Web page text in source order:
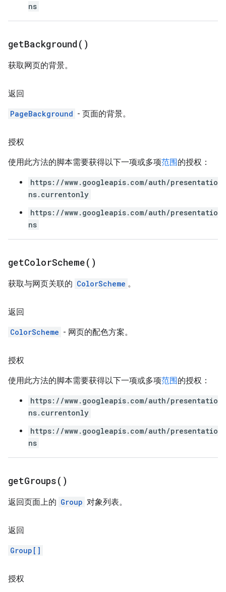
ns
getBackground( )
获取网页的背景。
返回
PageBackground - 页面的背景。
授权
使用此方法的脚本需要获得以下一项或多项范围的授权：
https://www.googleapis.com/auth/presentatio
ns.currentonly
https://www.googleapis.com/auth/presentatio
ns
getColorScheme( )
获取与网页关联的 ColorScheme 。
返回
ColorScheme - 网页的配色方案。
授权
使用此方法的脚本需要获得以下一项或多项范围的授权：
https://www.googleapis.com/auth/presentatio
ns.currentonly
https://www.googleapis.com/auth/presentatio
ns
getGroups( )
返回页面上的 Group 对象列表。
返回
Group[]
授权